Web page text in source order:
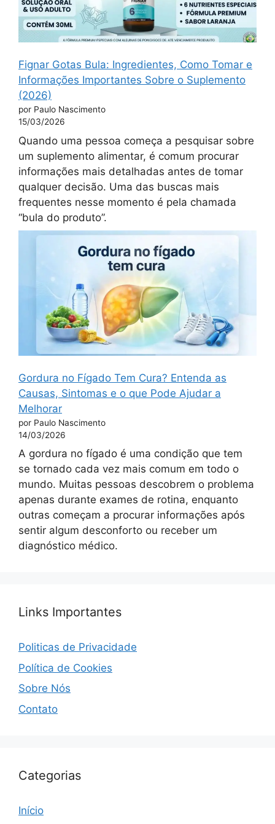
Fignar Gotas Bula: Ingredientes, Como Tomar e
Informações Importantes Sobre o Suplemento
(2026)
por Paulo Nascimento
15/03/2026
Quando uma pessoa começa a pesquisar sobre
um suplemento alimentar, é comum procurar
informações mais detalhadas antes de tomar
qualquer decisão. Uma das buscas mais
frequentes nesse momento é pela chamada
“bula do produto”.
Gordura no Fígado Tem Cura? Entenda as
Causas, Sintomas e o que Pode Ajudar a
Melhorar
por Paulo Nascimento
14/03/2026
A gordura no fígado é uma condição que tem
se tornado cada vez mais comum em todo o
mundo. Muitas pessoas descobrem o problema
apenas durante exames de rotina, enquanto
outras começam a procurar informações após
sentir algum desconforto ou receber um
diagnóstico médico.
Links Importantes
Politicas de Privacidade
Política de Cookies
Sobre Nós
Contato
Categorias
Início